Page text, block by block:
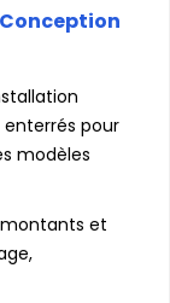
pour
modèles
montants et